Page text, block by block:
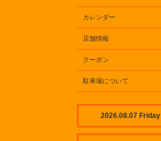
カレンダー
店舗情報
クーポン
駐車場について
2026.08.07 Friday